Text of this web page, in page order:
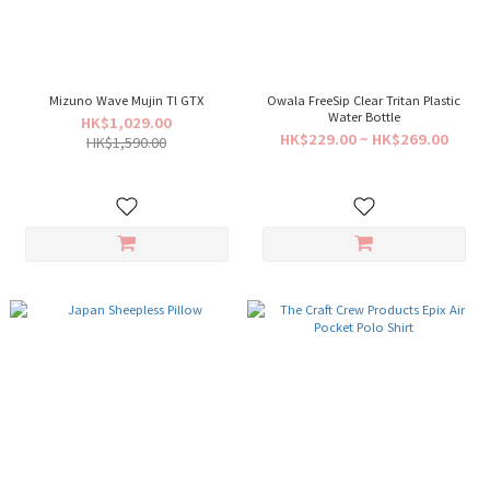
Mizuno Wave Mujin Tl GTX
HK$1,029.00
HK$1,590.00
Owala FreeSip Clear Tritan Plastic
Water Bottle
HK$229.00 ~ HK$269.00